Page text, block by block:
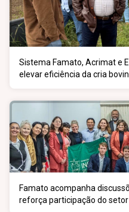
Sistema Famato, Acrimat e
elevar eficiência da cria
Famato acompanha
reforça participação do